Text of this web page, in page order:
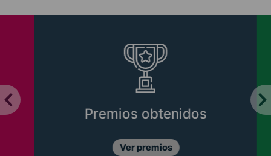
Premios obtenidos
Ver premios